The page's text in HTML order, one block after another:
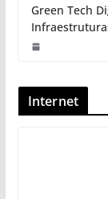
Green Tech
Internet